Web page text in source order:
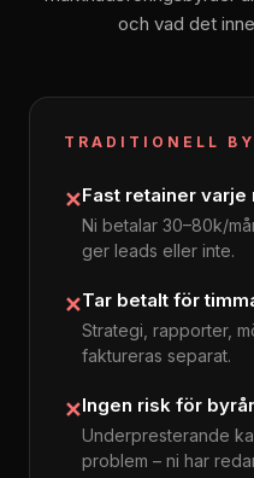
och vad det
TRADITIONELL
✕Fast retainer varje
Ni betalar 30–80k/
ger leads eller inte.
✕Tar betalt för
Strategi, rapporter,
faktureras separat.
✕Ingen risk för
Underpresterande
problem – ni har